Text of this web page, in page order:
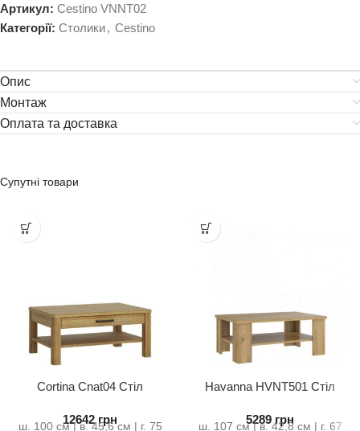
Артикул: Cestino VNNT02
Категорії: Столики, Cestino
Опис
Монтаж
Оплата та доставка
Супутні товари
Cortina Cnat04 Стіл
12642грн
ш. 100 см | в. 45,6 см | г. 75
Havanna HVNT501 Стіл
5289 грн
ш. 107 см | в. 42,8 см | г. 67